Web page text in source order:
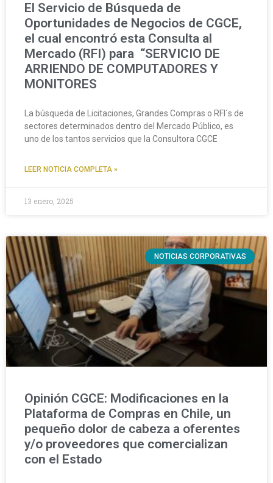
El Servicio de Búsqueda de
Oportunidades de Negocios de CGCE,
el cual encontró esta Consulta al
Mercado (RFI) para “SERVICIO DE
ARRIENDO DE COMPUTADORES Y
MONITORES
La búsqueda de Licitaciones, Grandes Compras o RFI´s de
sectores determinados dentro del Mercado Público, es
uno de los tantos servicios que la Consultora CGCE
LEER NOTICIA COMPLETA »
13 enero, 2025
NOTICIAS CORPORATIVAS
Opinión CGCE: Modificaciones en la
Plataforma de Compras en Chile, un
pequeño dolor de cabeza a oferentes
y/o proveedores que comercializan
con el Estado